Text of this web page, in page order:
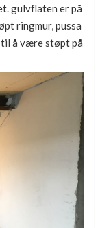
gulvflaten er på
ringmur, pussa
å være støpt på